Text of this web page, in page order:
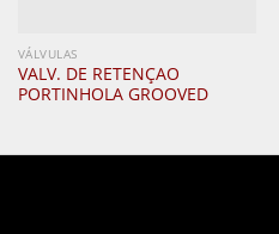
VÁLVULAS
VALV. DE RETENÇAO
PORTINHOLA GROOVED